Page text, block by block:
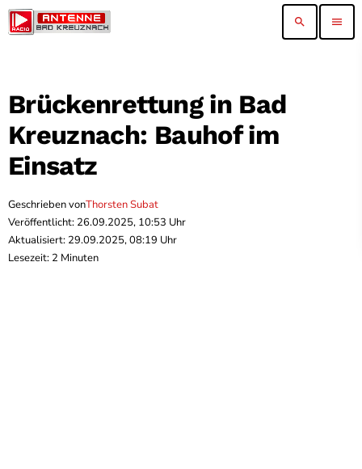
search menu
Brückenrettung in Bad
Kreuznach: Bauhof im
Einsatz
Geschrieben vonThorsten Subat
Veröffentlicht: 26.09.2025, 10:53 Uhr
Aktualisiert: 29.09.2025, 08:19 Uhr
Lesezeit: 2 Minuten